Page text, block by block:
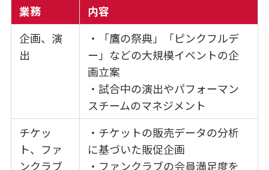
業務
内容
企画、演
出
・「鷹の祭典」「ピンクフルデ
ー」などの大規模イベントの企
画立案
・試合中の演出やパフォーマン
スチームのマネジメント
チケッ
ト、ファ
ンクラブ
・チケットの販売データの分析
に基づいた販促企画
・ファンクラブの会員満足度を